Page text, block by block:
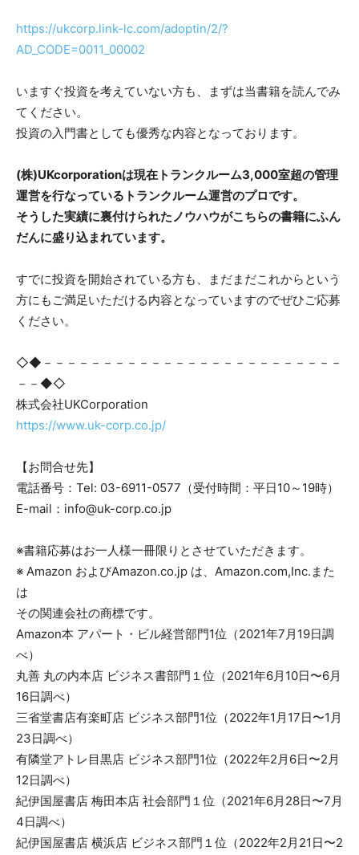
https://ukcorp.link-lc.com/adoptin/2/?
AD_CODE=0011_00002
いますぐ投資を考えていない方も、まずは当書籍を読んでみ
てください。
投資の入門書としても優秀な内容となっております。
(株)UKcorporationは現在トランクルーム3,000室超の管理
運営を行なっているトランクルーム運営のプロです。
そうした実績に裏付けられたノウハウがこちらの書籍にふん
だんに盛り込まれています。
すでに投資を開始されている方も、まだまだこれからという
方にもご満足いただける内容となっていますのでぜひご応募
ください。
◇◆－－－－－－－－－－－－－－－－－－－－－－－－－
－－◆◇
株式会社UKCorporation
https://www.uk-corp.co.jp/
【お問合せ先】
電話番号：Tel: 03-6911-0577（受付時間：平日10～19時）
E-mail：info@uk-corp.co.jp
※書籍応募はお一人様一冊限りとさせていただきます。
※ Amazon およびAmazon.co.jp は、Amazon.com,Inc.また
は
その関連会社の商標です。
Amazon本 アパート・ビル経営部門1位（2021年7月19日調
べ）
丸善 丸の内本店 ビジネス書部門１位（2021年6月10日〜6月
16日調べ）
三省堂書店有楽町店 ビジネス部門1位（2022年1月17日〜1月
23日調べ）
有隣堂アトレ目黒店 ビジネス部門1位（2022年2月6日〜2月
12日調べ）
紀伊国屋書店 梅田本店 社会部門１位（2021年6月28日〜7月
4日調べ）
紀伊国屋書店 横浜店 ビジネス部門１位（2022年2月21日〜2